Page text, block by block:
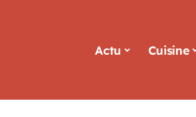
Actu Cuisine